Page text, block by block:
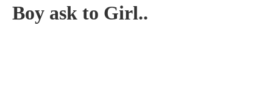
Boy ask to Girl..